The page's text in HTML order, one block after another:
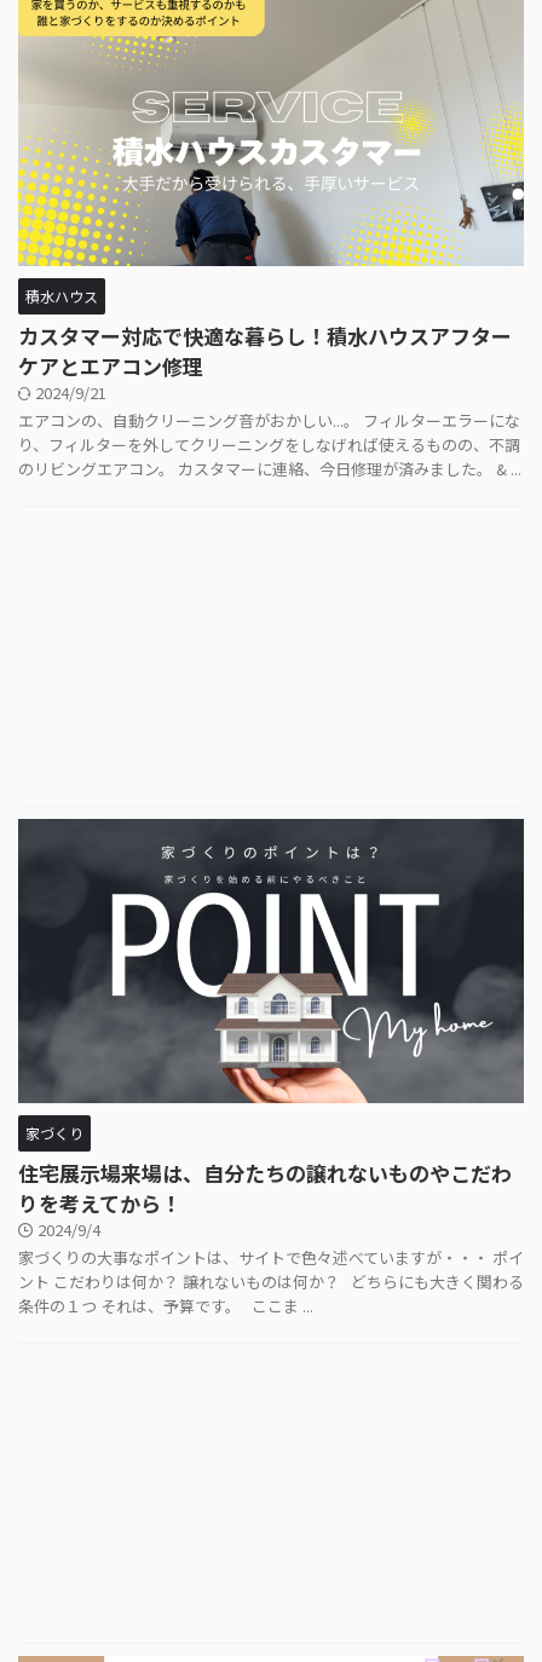
積水ハウス
カスタマー対応で快適な暮らし！積水ハウスアフター
ケアとエアコン修理
2024/9/21
エアコンの、自動クリーニング音がおかしい...。 フィルターエラーにな
り、フィルターを外してクリーニングをしなげれば使えるものの、不調
のリビングエアコン。 カスタマーに連絡、今日修理が済みました。 & ...
家づくり
住宅展示場来場は、自分たちの譲れないものやこだわ
りを考えてから！
2024/9/4
家づくりの大事なポイントは、サイトで色々述べていますが・・・ ポイ
ント こだわりは何か？ 譲れないものは何か？ どちらにも大きく関わる
条件の１つ それは、予算です。 ここま ...